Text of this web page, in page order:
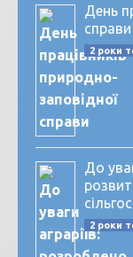
День
справи
2 роки
До
2 роки